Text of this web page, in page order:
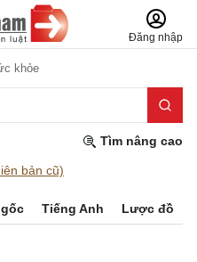
Đăng nhập
khỏe
Tìm nâng cao
bản cũ)
Tiếng Anh Lược đồ